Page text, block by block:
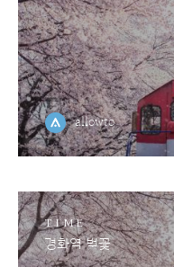
allowto
TIME
경화역 벚꽃